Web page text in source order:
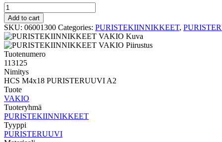
PURISTERUUVI
VAKIO
HCS
M4x18
PURISTERUUVI
A2
quantity
Add to cart
SKU: 06001300 Categories: PURISTEKIINNIKKEET,
Tuotenumero
113125
Nimitys
HCS M4x18 PURISTERUUVI A2
Tuote
VAKIO
Tuoteryhmä
PURISTEKIINNIKKEET
Tyyppi
PURISTERUUVI